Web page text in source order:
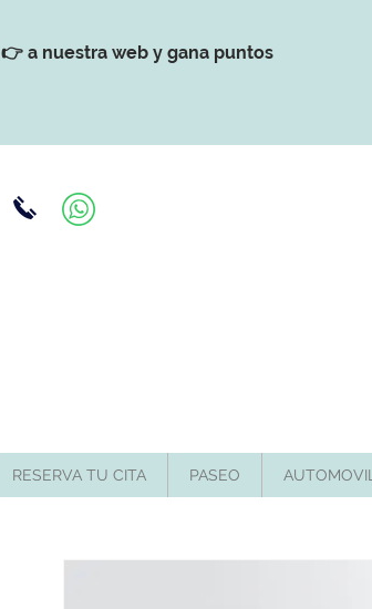
👉 a nuestra web y gana puntos
RESERVA TU CITA PASEO AUTOMOVIL